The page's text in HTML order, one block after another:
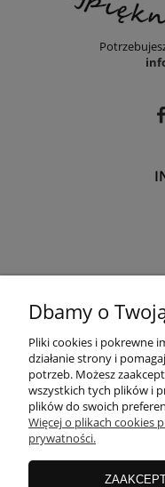
Dbamy o
Pliki cookies i pokrewne
działanie strony i
potrzeb. Możesz
wszystkich tych plików i
plików do swoich
Więcej o plikach cookies
prywatności.